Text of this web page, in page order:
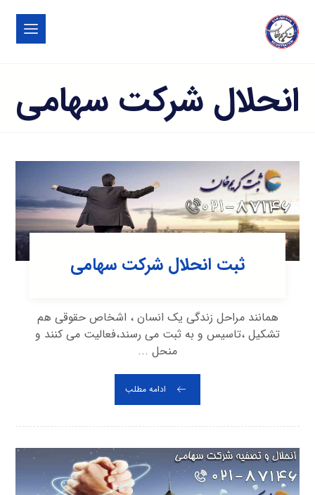
انحلال شرکت سهامی
ثبت انحلال شرکت سهامی
همانند مراحل زندگی یک انسان ، اشخاص حقوقی هم
تشکیل ،تاسیس و به ثبت می رسند،فعالیت می کنند و
منحل ...
ادامه مطلب